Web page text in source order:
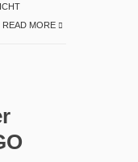
READ MORE